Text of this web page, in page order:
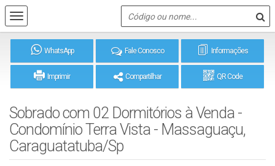
WhatsApp Fale Conosco Informações
Imprimir Compartilhar QR Code
Sobrado com 02 Dormitórios à Venda -
Condomínio Terra Vista - Massaguaçu,
Caraguatatuba/Sp